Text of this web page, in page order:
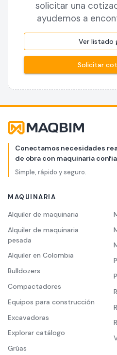
solicitar una
ayudemos a
Ver listado
Solicitar
Conectamos necesidades
de obra con maquinaria
Simple, rápido y seguro.
MAQUINARIA
Alquiler de maquinaria
Alquiler de maquinaria
pesada
Alquiler en Colombia
Bulldozers
Compactadores
Equipos para construcción
Excavadoras
Explorar catálogo
Grúas